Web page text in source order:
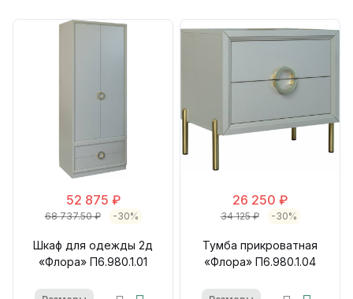
52 875 ₽
68 737.50 ₽ -30%
Шкаф для одежды 2д
«Флора» П6.980.1.01
26 250 ₽
34 125 ₽ -30%
Тумба прикроватная
«Флора» П6.980.1.04